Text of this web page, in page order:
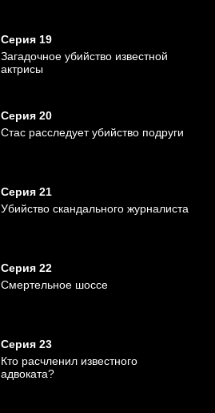
Серия 19
Загадочное убийство известной
актрисы
Серия 20
Стас расследует убийство подруги
Серия 21
Убийство скандального журналиста
Серия 22
Смертельное шоссе
Серия 23
Кто расчленил известного
адвоката?